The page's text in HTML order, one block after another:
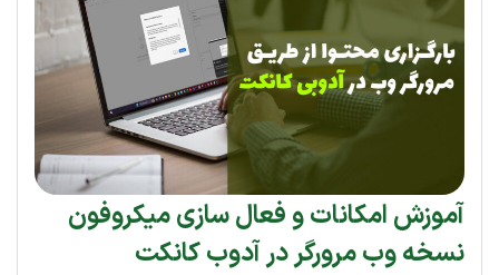
آموزش امکانات و فعال سازی میکروفون
نسخه وب مرورگر در آدوب کانکت